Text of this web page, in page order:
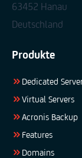
63452 Hanau
Deutschland
Produkte
Dedicated
Virtual Servers
Acronis Backup
Features
Domains